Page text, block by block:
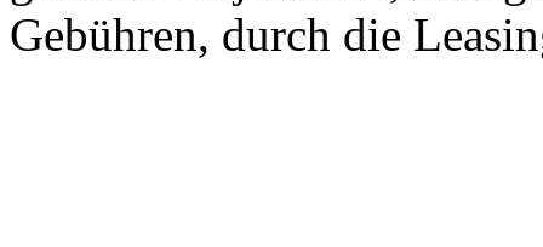
Gebühren, durch die